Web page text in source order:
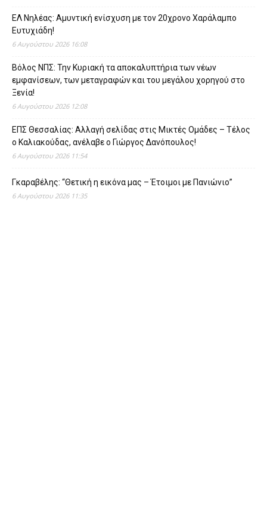
ΕΛ Νηλέας: Αμυντική ενίσχυση με τον 20χρονο Χαράλαμπο
Ευτυχιάδη!
6 Αυγούστου 2026 16:08
Βόλος ΝΠΣ: Την Κυριακή τα αποκαλυπτήρια των νέων
εμφανίσεων, των μεταγραφών και του μεγάλου χορηγού στο
Ξενία!
6 Αυγούστου 2026 12:08
ΕΠΣ Θεσσαλίας: Αλλαγή σελίδας στις Μικτές Ομάδες – Τέλος
ο Καλιακούδας, ανέλαβε ο Γιώργος Δανόπουλος!
6 Αυγούστου 2026 11:54
Γκαραβέλης: “Θετική η εικόνα μας – Έτοιμοι με Πανιώνιο”
6 Αυγούστου 2026 11:35